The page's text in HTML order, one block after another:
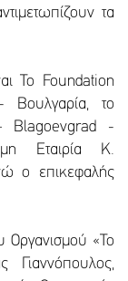
τα
Το Foundation
Βουλγαρία, το
Blagoevgrad -
Εταιρία Κ.
ο επικεφαλής
Οργανισμού «Το